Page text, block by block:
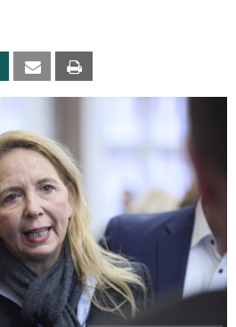
Xing Email